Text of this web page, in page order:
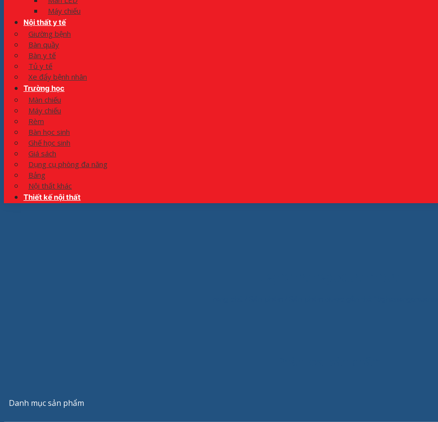
Máy chiếu
Nội thất y tế
Giường bệnh
Bàn quầy
Bàn y tế
Tủ y tế
Xe đẩy bệnh nhân
Trường học
Màn chiếu
Máy chiếu
Rèm
Bàn học sinh
Ghế học sinh
Giá sách
Dụng cụ phòng đa năng
Bảng
Nội thất khác
Thiết kế nội thất
Danh mục sản phẩm